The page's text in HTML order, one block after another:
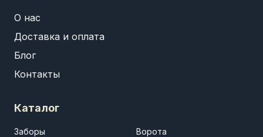
О нас
Доставка и оплата
Блог
Контакты
Каталог
Заборы
Ворота